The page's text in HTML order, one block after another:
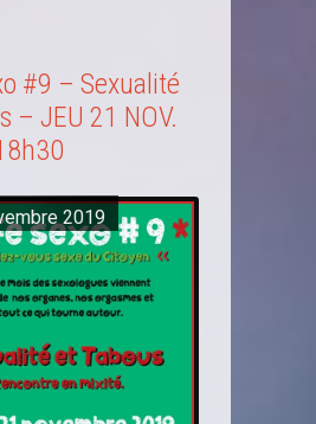
#9 – Sexualité
– JEU 21 NOV.
2019